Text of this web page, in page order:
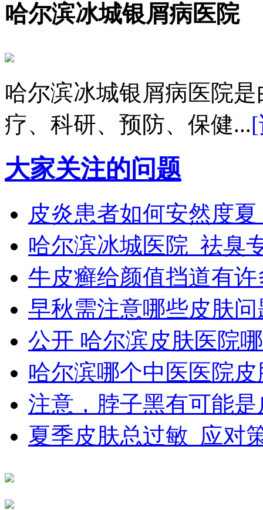
哈尔滨冰城银屑病医院
哈尔滨冰城银屑病医院
疗、科研、预防、保健...
大家关注的问题
皮炎患者如何安然度夏
哈尔滨冰城医院_祛臭
牛皮癣给颜值挡道有
早秋需注意哪些皮肤问
公开 哈尔滨皮肤医院
哈尔滨哪个中医医院
注意，脖子黑有可能
夏季皮肤总过敏_应对